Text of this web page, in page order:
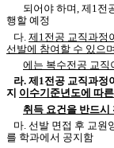
되어야 하며, 제1전
행할 예정
다. 제1전공 교직과정
선발에 참여할 수 있으
에는 복수전공 교직
라. 제1전공 교직과정
지 이수기준년도에 따른
취득 요건을 반드시
마. 선발 면접 후 교원
를 학과에서 공지함